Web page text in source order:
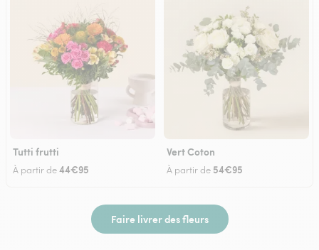
Tutti frutti
À partir de44€95
Vert Coton
À partir de 54€95
Faire livrer des fleurs